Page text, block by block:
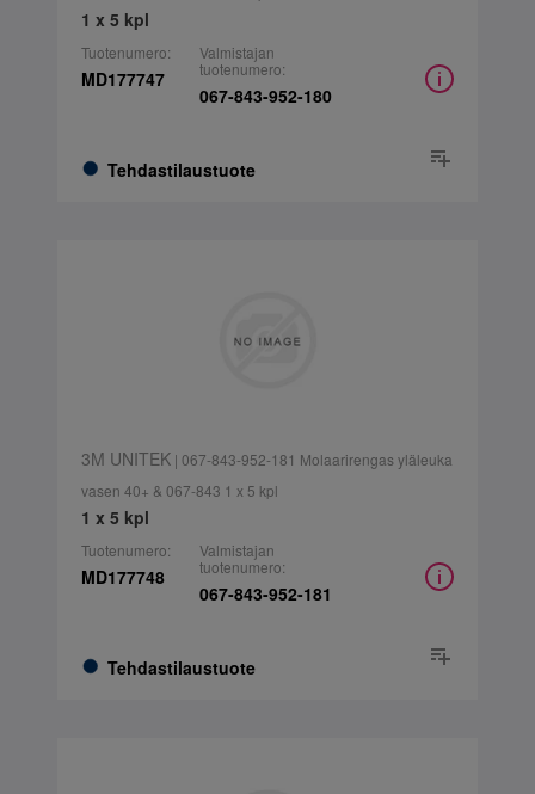
1 x 5 kpl
Tuotenumero:
MD177747
Tehdastilaustuote
Valmistajan
tuotenumero:
067-843-952-180
3M UNITEK| 067-843-952-181 Molaarirengas yläleuka
vasen 40+ & 067-843 1 x 5 kpl
1 x 5 kpl
Tuotenumero:
MD177748
Tehdastilaustuote
Valmistajan
tuotenumero:
067-843-952-181